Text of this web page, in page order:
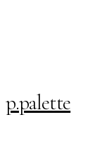
p.palette